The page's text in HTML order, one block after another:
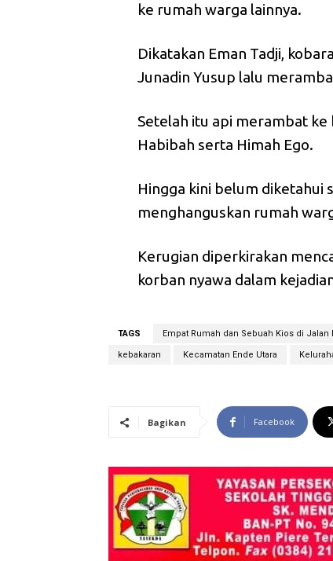
ke rumah warga lainnya.
Dikatakan Eman Tadji,
Junadin Yusup lalu
Setelah itu api merambat
Habibah serta Himah Ego.
Hingga kini belum diketahui
menghanguskan rumah
Kerugian diperkirakan
korban nyawa dalam
TAGS Empat Rumah dan Sebuah Kios di
kebakaran Kecamatan Ende Utara
Bagikan Facebook